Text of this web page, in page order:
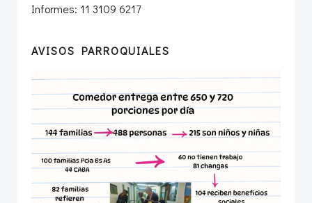
Informes: 11 3109 6217
AVISOS PARROQUIALES